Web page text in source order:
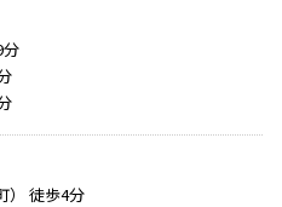
） 徒歩4分